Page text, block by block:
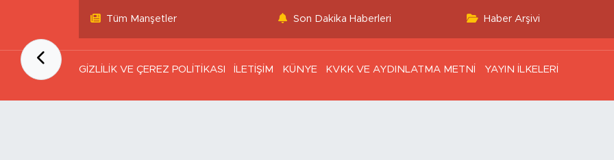
Tüm Manşetler Son Dakika Haberleri Haber Arşivi
GİZLİLİK VE ÇEREZ POLİTİKASI İLETİŞİM KÜNYE KVKK VE AYDINLATMA METNİ YAYIN İLKELERİ